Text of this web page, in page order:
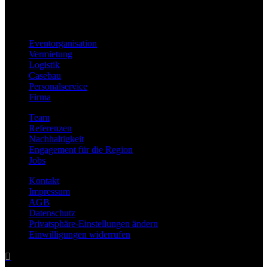
Eventorganisation
Vermietung
Logistik
Casebau
Personalservice
Firma
Team
Referenzen
Nachhaltigkeit
Engagement für die Region
Jobs
Kontakt
Impressum
AGB
Datenschutz
Privatsphäre-Einstellungen ändern
Einwilligungen widerrufen
